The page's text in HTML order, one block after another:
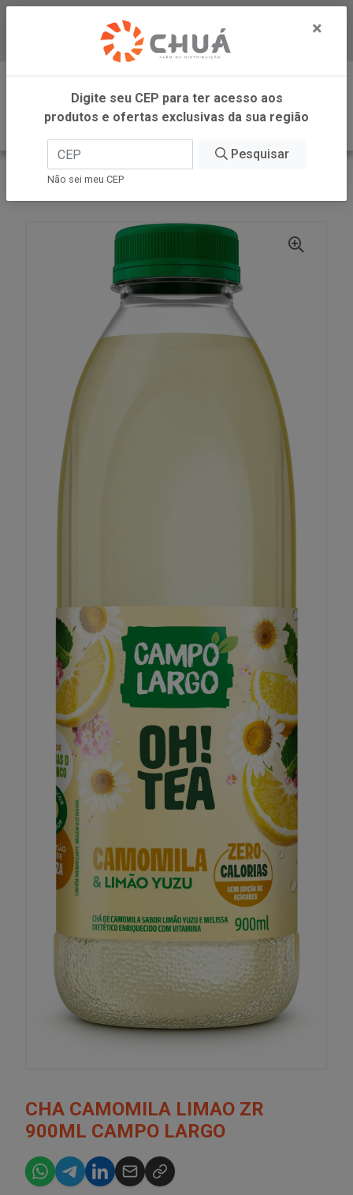
Baixe já nosso APP
0
INÍCIO
ZANLORENZI
CHA CAMOMILA LIMAO ZR
900ML CAMPO LARGO
×
Digite seu CEP para ter acesso aos
produtos e ofertas exclusivas da sua região
Pesquisar
Não sei meu CEP